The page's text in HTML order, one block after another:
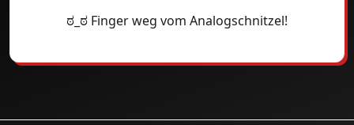
ಠ_ಠ Finger weg vom Analogschnitzel!